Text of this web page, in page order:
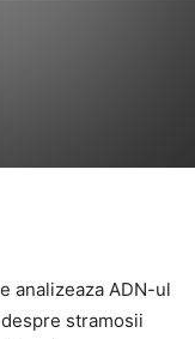
analizeaza ADN-ul
stramosii